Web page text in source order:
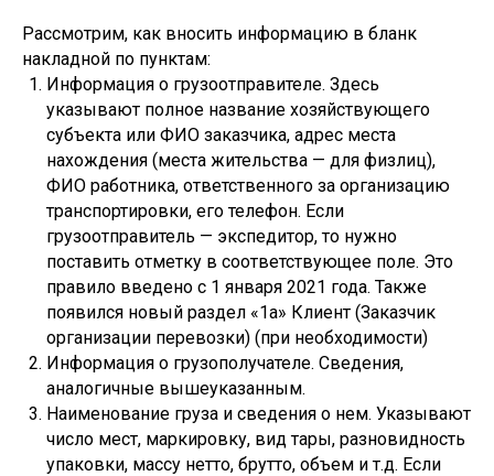
Рассмотрим, как вносить информацию в бланк
накладной по пунктам:
Информация о грузоотправителе. Здесь
указывают полное название хозяйствующего
субъекта или ФИО заказчика, адрес места
нахождения (места жительства — для физлиц),
ФИО работника, ответственного за организацию
транспортировки, его телефон. Если
грузоотправитель — экспедитор, то нужно
поставить отметку в соответствующее поле. Это
правило введено с 1 января 2021 года. Также
появился новый раздел «1а» Клиент (Заказчик
организации перевозки) (при необходимости)
Информация о грузополучателе. Сведения,
аналогичные вышеуказанным.
Наименование груза и сведения о нем. Указывают
число мест, маркировку, вид тары, разновидность
упаковки, массу нетто, брутто, объем и т.д. Если